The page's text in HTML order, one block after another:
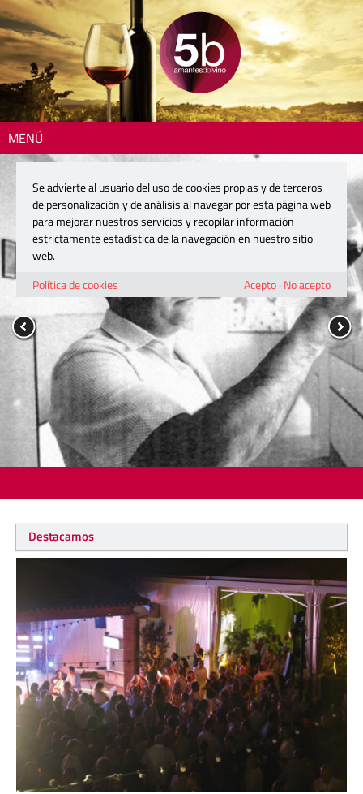
MENÚ
Destacamos
Se advierte al usuario del uso de cookies propias y de terceros
de personalización y de análisis al navegar por esta página web
para mejorar nuestros servicios y recopilar información
estrictamente estadística de la navegación en nuestro sitio
web.
Política de cookies
Acepto· No acepto